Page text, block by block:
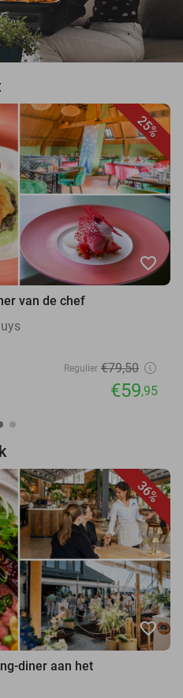
25%
favorite_border
van de chef
Regulier €79,50
€59,95
36%
favorite_border
diner aan het